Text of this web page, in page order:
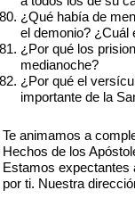
¿Qué había de
el demonio? ¿Cuál
¿Por qué los
medianoche?
¿Por qué el
importante de la
Te animamos a
Hechos de los
Estamos expectantes
por ti. Nuestra